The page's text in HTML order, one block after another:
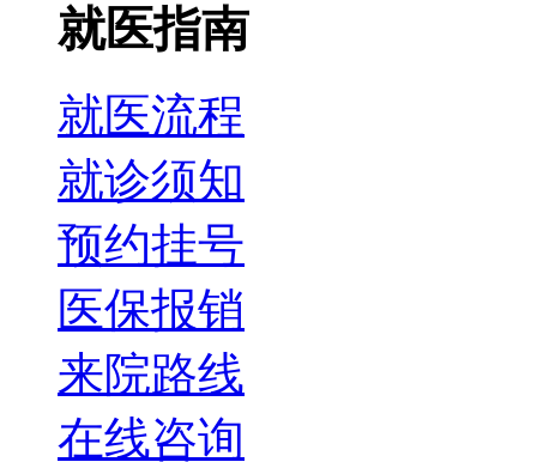
就医指南
就医流程
就诊须知
预约挂号
医保报销
来院路线
在线咨询